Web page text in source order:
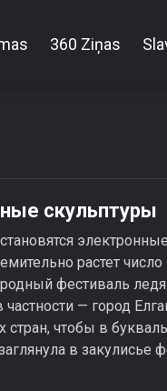
360 Ziņas
скульптуры
растет
фестиваль
— город
чтобы в
в закулисье